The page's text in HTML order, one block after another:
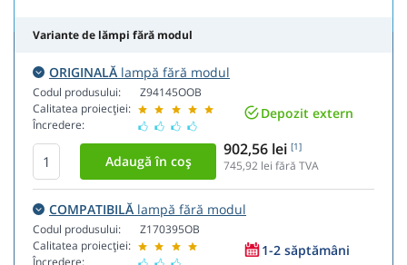
Variante de lămpi fără modul
ORIGINALĂ lampă fără modul
Codul produsului:
Calitatea proiecției:
Încredere:
Z94145OOB
Depozit extern
902,56 lei [1]
745,92 lei fără TVA
COMPATIBILĂ lampă fără modul
Codul produsului:
Calitatea proiecției:
Încredere:
Z170395OB
1-2 săptămâni